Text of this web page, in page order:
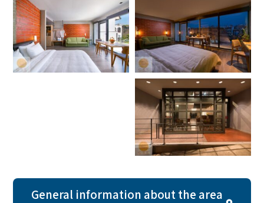
General information about the area